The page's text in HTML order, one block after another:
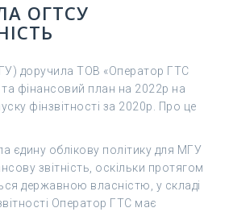
ОГТСУ
доручила ТОВ «Оператор ГТС
та фінансовий план на 2022р на
фінзвітності за 2020р. Про це
єдину облікову політику для МГУ
звітність, оскільки протягом
державною власністю, у складі
Оператор ГТС має